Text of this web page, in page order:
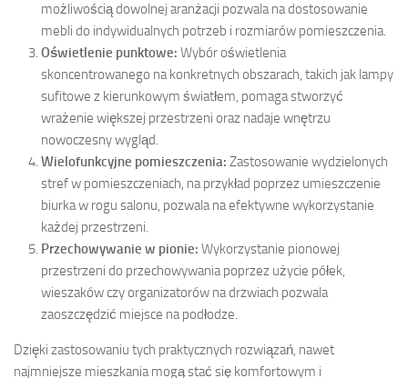
możliwością dowolnej aranżacji pozwala na dostosowanie
mebli do indywidualnych potrzeb i rozmiarów pomieszczenia.
Oświetlenie punktowe: Wybór oświetlenia
skoncentrowanego na konkretnych obszarach, takich jak lampy
sufitowe z kierunkowym światłem, pomaga stworzyć
wrażenie większej przestrzeni oraz nadaje wnętrzu
nowoczesny wygląd.
Wielofunkcyjne pomieszczenia: Zastosowanie wydzielonych
stref w pomieszczeniach, na przykład poprzez umieszczenie
biurka w rogu salonu, pozwala na efektywne wykorzystanie
każdej przestrzeni.
Przechowywanie w pionie: Wykorzystanie pionowej
przestrzeni do przechowywania poprzez użycie półek,
wieszaków czy organizatorów na drzwiach pozwala
zaoszczędzić miejsce na podłodze.
Dzięki zastosowaniu tych praktycznych rozwiązań, nawet
najmniejsze mieszkania mogą stać się komfortowym i